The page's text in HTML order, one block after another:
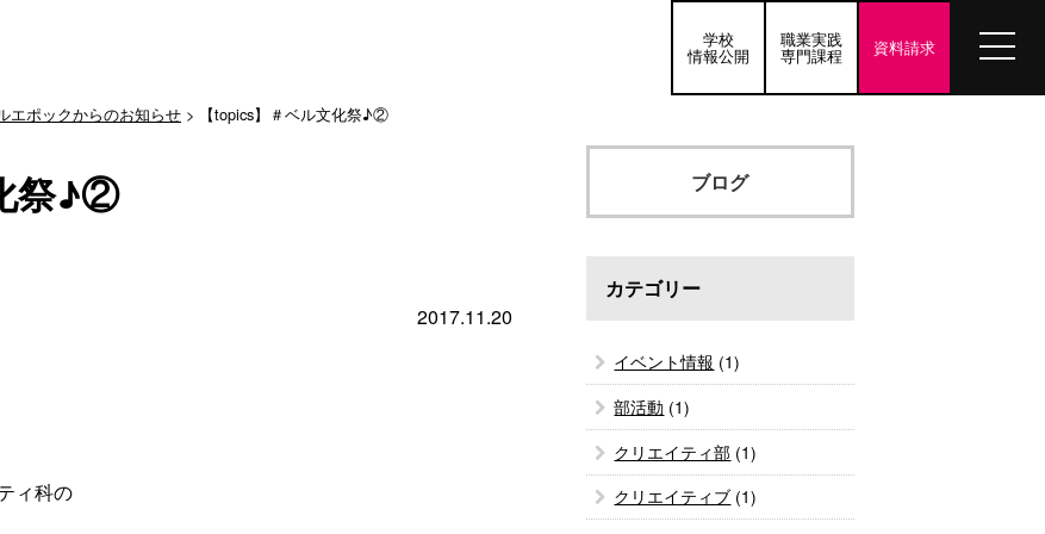
学校
情報公開
職業実践
専門課程 資料請求
エポックからのお知らせ > 【topics】＃ベル文化祭♪②
祭♪②
2017.11.20
ィ科の
ブログ
カテゴリー
イベント情報 (1)
部活動 (1)
クリエイティ部 (1)
クリエイティブ (1)